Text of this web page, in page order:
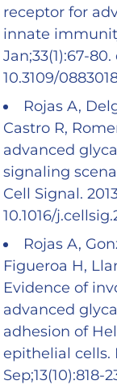
receptor for
innate
Jan;33(1):67-80.
10.3109/
Rojas A,
Castro R,
advanced
signaling
Cell Signal.
10.1016/
Rojas A,
Figueroa H,
Evidence of
advanced
adhesion of
epithelial cells.
Sep;13(10):818-